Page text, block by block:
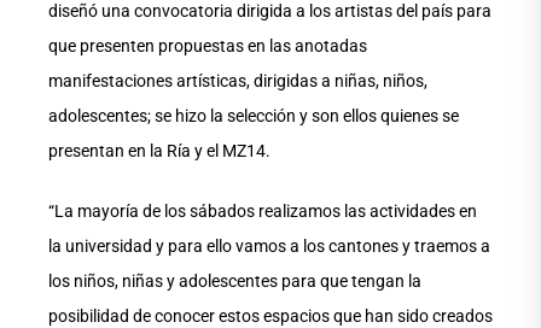
diseñó una convocatoria dirigida a los artistas del país para
que presenten propuestas en las anotadas
manifestaciones artísticas, dirigidas a niñas, niños,
adolescentes; se hizo la selección y son ellos quienes se
presentan en la Ría y el MZ14.
“La mayoría de los sábados realizamos las actividades en
la universidad y para ello vamos a los cantones y traemos a
los niños, niñas y adolescentes para que tengan la
posibilidad de conocer estos espacios que han sido creados